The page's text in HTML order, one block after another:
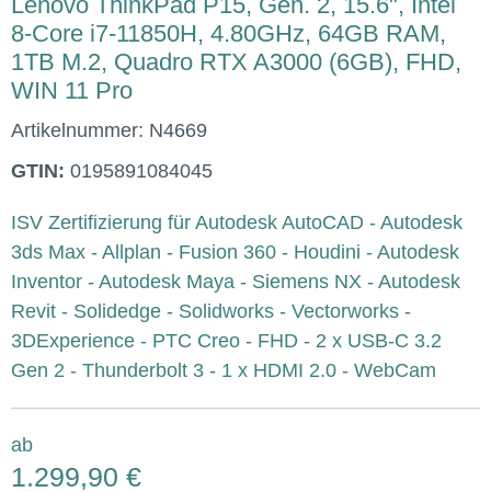
8-Core i7-11850H, 4.80GHz, 64GB RAM,
1TB M.2, Quadro RTX A3000 (6GB), FHD,
WIN 11 Pro
Artikelnummer: N4669
GTIN: 0195891084045
ISV Zertifizierung für Autodesk AutoCAD - Autodesk
3ds Max - Allplan - Fusion 360 - Houdini - Autodesk
Inventor - Autodesk Maya - Siemens NX - Autodesk
Revit - Solidedge - Solidworks - Vectorworks -
3DExperience - PTC Creo - FHD - 2 x USB-C 3.2
Gen 2 - Thunderbolt 3 - 1 x HDMI 2.0 - WebCam
ab
1.299,90 €